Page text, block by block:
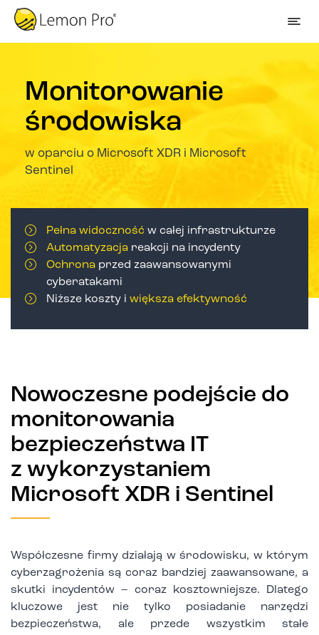
Monitorowanie
środowiska
w oparciu o Microsoft XDR i Microsoft
Sentinel
Pełna widoczność w całej infrastrukturze
Automatyzacja reakcji na incydenty
Ochrona przed zaawansowanymi
cyberatakami
Niższe koszty i większa efektywność
Nowoczesne podejście do
monitorowania
bezpieczeństwa IT
z wykorzystaniem
Microsoft XDR i Sentinel
Współczesne firmy działają w środowisku, w którym
cyberzagrożenia są coraz bardziej zaawansowane, a
skutki incydentów – coraz kosztowniejsze. Dlatego
kluczowe jest nie tylko posiadanie narzędzi
bezpieczeństwa, ale przede wszystkim stałe